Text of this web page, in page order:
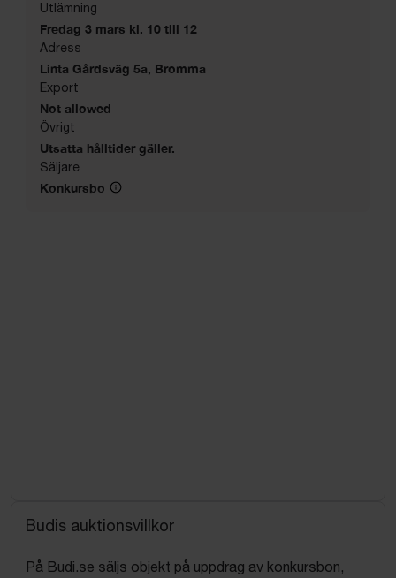
Utlämning
Fredag 3 mars kl. 10 till 12
Adress
Linta Gårdsväg 5a, Bromma
Export
Not allowed
Övrigt
Utsatta hålltider gäller.
Säljare
Konkursbo
Budis auktionsvillkor
På Budi.se säljs objekt på uppdrag av konkursbon,